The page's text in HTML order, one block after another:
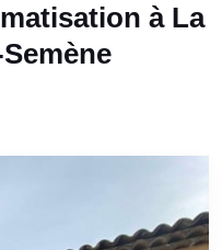
à La